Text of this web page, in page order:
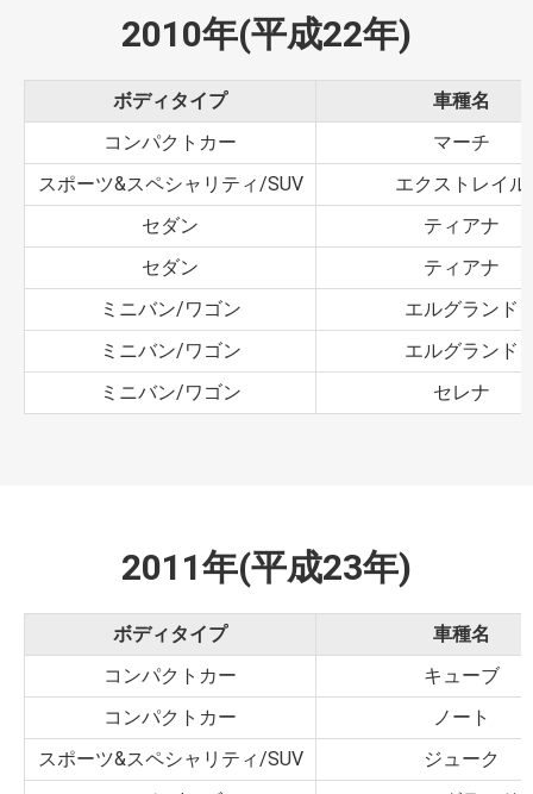
2010年(平成22年)
ボディタイプ
車種名
コンパクトカー
マーチ
スポーツ&スペシャリティ/SUV
エクストレイル
セダン
ティアナ
セダン
ティアナ
ミニバン/ワゴン
エルグランド
ミニバン/ワゴン
エルグランド
ミニバン/ワゴン
セレナ
2011年(平成23年)
ボディタイプ
車種名
コンパクトカー
キューブ
コンパクトカー
ノート
スポーツ&スペシャリティ/SUV
ジューク